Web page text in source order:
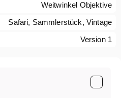
Weitwinkel Objektive
Safari, Sammlerstück, Vintage
Version 1